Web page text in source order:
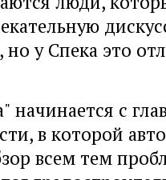
у Спека это
начинается с
в которой
всем тем